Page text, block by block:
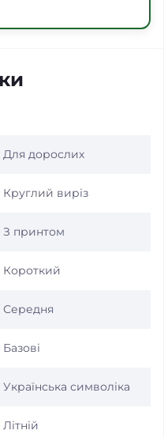
Для дорослих
Круглий виріз
З принтом
Короткий
Середня
Базові
Українська символіка
Літній